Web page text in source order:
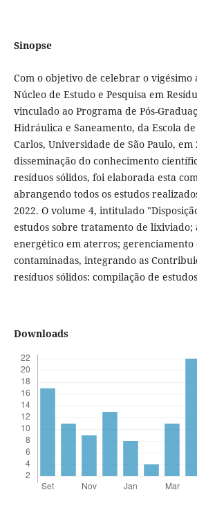
Sinopse
Com o objetivo de celebrar o
Núcleo de Estudo e Pesquisa em
vinculado ao Programa de Pós-
Hidráulica e Saneamento, da Escola
Carlos, Universidade de São Paulo,
disseminação do conhecimento
resíduos sólidos, foi elaborada esta
abrangendo todos os estudos
2022. O volume 4, intitulado
estudos sobre tratamento de
energético em aterros; gerenciamento
contaminadas, integrando as
resíduos sólidos: compilação de
Downloads